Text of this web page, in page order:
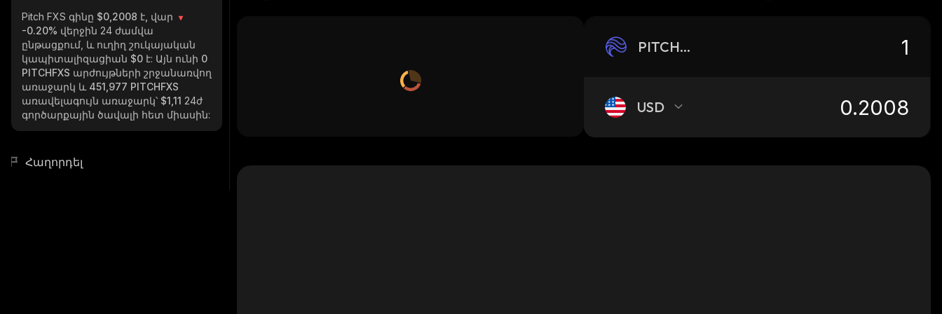
Pitch FXS գինը $0,2008 է, վար
-0.20% վերջին 24 ժամվա
ընթացքում, և ուղիղ շուկայական
կապիտալիզացիան $0 է: Այն ունի 0
PITCHFXS արժույթների շրջանառվող
առաջարկ և 451,977 PITCHFXS
առավելագույն առաջարկ՝ $1,11 24ժ
գործարքային ծավալի հետ միասին:
Հաղորդել
PITCHFXS
USD